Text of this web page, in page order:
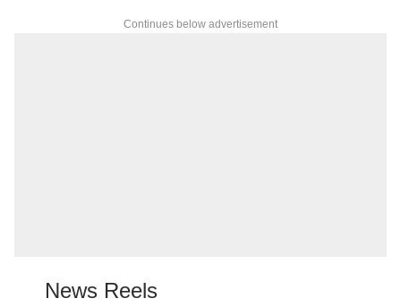
Continues below advertisement
News Reels